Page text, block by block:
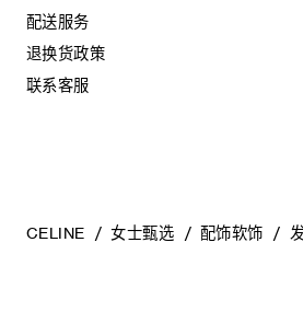
配送服务
退换货政策
联系客服
CELINE 女士甄选 配饰软饰